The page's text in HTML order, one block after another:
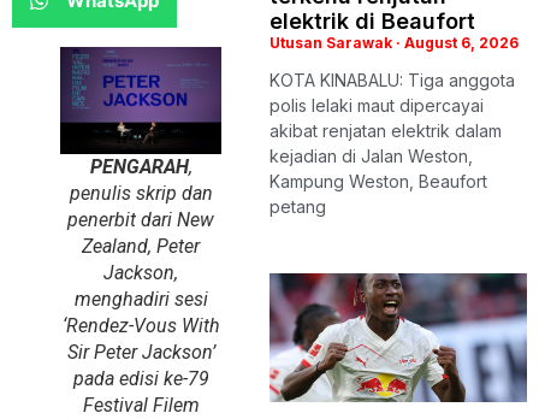
PENGARAH,
penulis skrip dan
penerbit dari New
Zealand, Peter
Jackson,
menghadiri sesi
‘Rendez-Vous With
Sir Peter Jackson’
pada edisi ke-79
Festival Filem
elektrik di Beaufort
Utusan Sarawak August 6, 2026
KOTA KINABALU: Tiga anggota
polis lelaki maut dipercayai
akibat renjatan elektrik dalam
kejadian di Jalan Weston,
Kampung Weston, Beaufort
petang